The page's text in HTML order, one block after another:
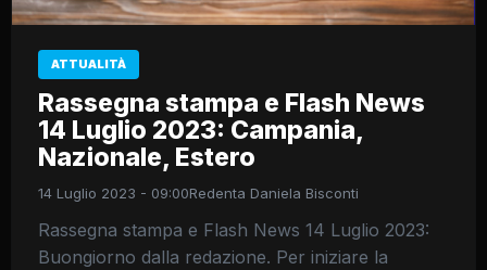
ATTUALITÀ
Rassegna stampa e Flash News
14 Luglio 2023: Campania,
Nazionale, Estero
14 Luglio 2023 - 09:00Redenta Daniela Bisconti
Rassegna stampa e Flash News 14 Luglio 2023:
Buongiorno dalla redazione. Per iniziare la